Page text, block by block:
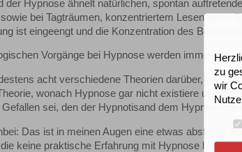
der Hypnose ähnelt natürlichen, spontan
bei Tagträumen, konzentriertem Lesen eines
ist eingeengt und die Konzentration des
Vorgänge bei Hypnose werden immer
acht verschiedene Theorien darüber, wie
wonach Hypnose gar nicht existiere und
Gefallen sei, den der Hypnotisand dem Hypnotiseur
Das ist in meinen Augen eine etwas abstruse
keine praktische Erfahrung mit Hypnose haben.
zu
wir